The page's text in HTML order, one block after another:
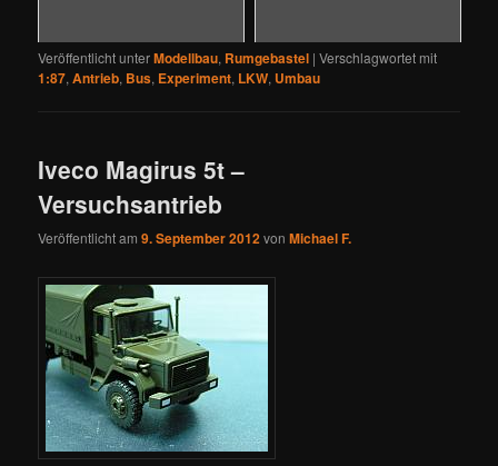
Veröffentlicht unterModellbau, Rumgebastel |Verschlagwortet mit
1:87,Antrieb, Bus, Experiment, LKW, Umbau
Iveco Magirus 5t –
Versuchsantrieb
Veröffentlicht am9. September 2012vonMichael F.